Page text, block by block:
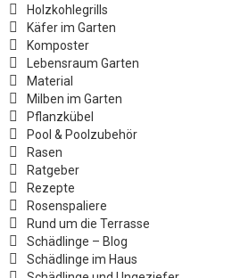
Holzkohlegrills
Käfer im Garten
Komposter
Lebensraum Garten
Material
Milben im Garten
Pflanzkübel
Pool & Poolzubehör
Rasen
Ratgeber
Rezepte
Rosenspaliere
Rund um die Terrasse
Schädlinge – Blog
Schädlinge im Haus